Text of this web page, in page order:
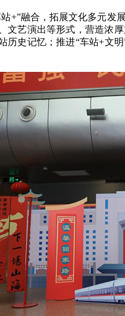
融合，拓展文化多元发
文艺演出等形式，营造浓
历史记忆；推进“车站+文